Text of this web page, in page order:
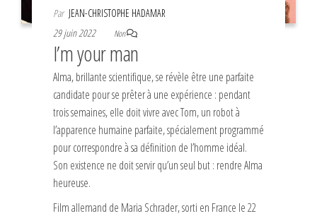
Par JEAN-CHRISTOPHE HADAMAR
29 juin 2022
Non
I’m your man
Alma, brillante scientifique, se révèle être une parfaite
candidate pour se prêter à une expérience : pendant
trois semaines, elle doit vivre avec Tom, un robot à
l’apparence humaine parfaite, spécialement programmé
pour correspondre à sa définition de l’homme idéal.
Son existence ne doit servir qu’un seul but : rendre Alma
heureuse.
Film allemand de Maria Schrader, sorti en France le 22